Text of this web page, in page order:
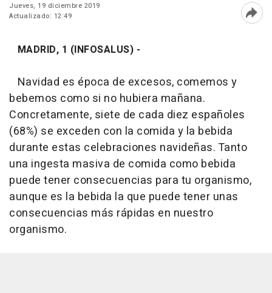
Jueves, 19 diciembre 2019
Actualizado: 12:49
MADRID, 1 (INFOSALUS) -
Navidad es época de excesos, comemos y
bebemos como si no hubiera mañana.
Concretamente, siete de cada diez españoles
(68%) se exceden con la comida y la bebida
durante estas celebraciones navideñas. Tanto
una ingesta masiva de comida como bebida
puede tener consecuencias para tu organismo,
aunque es la bebida la que puede tener unas
consecuencias más rápidas en nuestro
organismo.